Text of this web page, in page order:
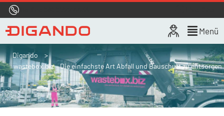
Menü
Digando
wastebox.biz – Die einfachste Art Abfall und Bauschutt zu entsorgen